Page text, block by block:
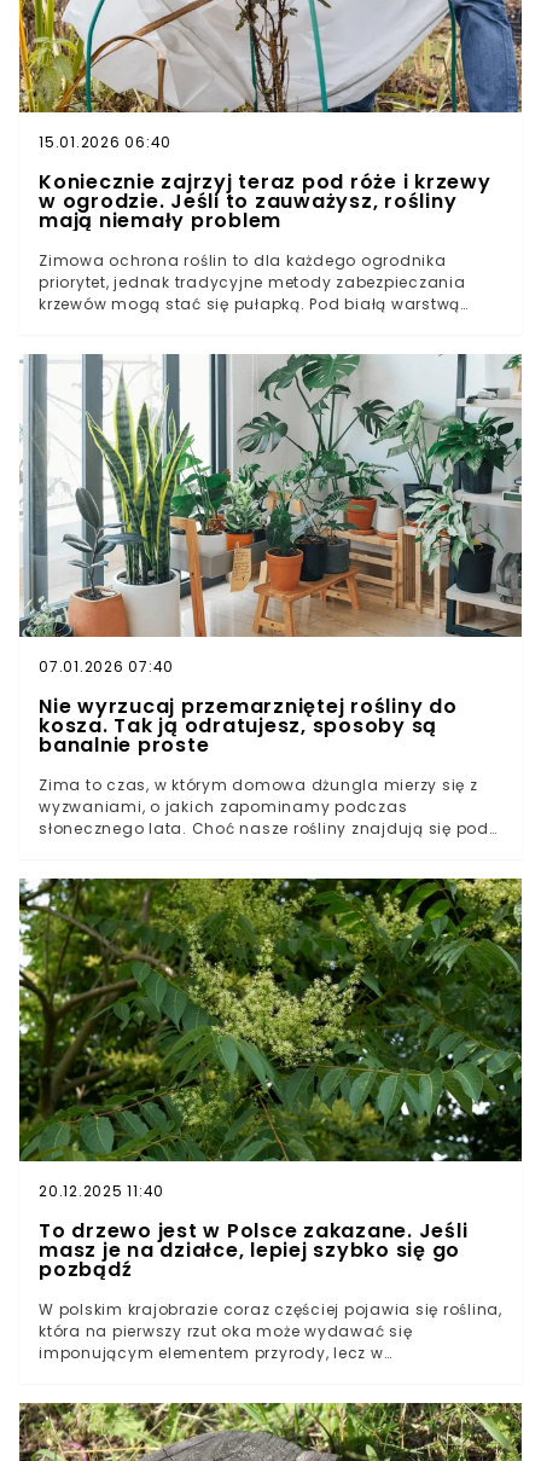
15.01.2026 06:40
Koniecznie zajrzyj teraz pod róże i krzewy
w ogrodzie. Jeśli to zauważysz, rośliny
mają niemały problem
Zimowa ochrona roślin to dla każdego ogrodnika
priorytet, jednak tradycyjne metody zabezpieczania
krzewów mogą stać się pułapką. Pod białą warstwą
nalot na pędach to sygnał, że nasza troska o ogród
przyniosła skutek odwrotny do zamierzonego.Pułapka
pod zimowym przykryciemBiały nalot to nie tylko brak
estetyki, ale również zagrożenieRatowanie roślin przed
wiosennym kataklizmem
07.01.2026 07:40
Nie wyrzucaj przemarzniętej rośliny do
kosza. Tak ją odratujesz, sposoby są
banalnie proste
Zima to czas, w którym domowa dżungla mierzy się z
wyzwaniami, o jakich zapominamy podczas
słonecznego lata. Choć nasze rośliny znajdują się pod
wydaje nam się, że gwałtowne pogorszenie wyglądu
liści oznacza nieuchronny koniec, jednak natura bywa
bardziej wytrzymała, niż przypuszczamy, a odpowiednia
reanimacja może przynieść zaskakujące efekty.
Wyjaśniamy, jak krok po kroku uratować przemarzniętą
roślinę.Rośliny domowe też mogą przemarznąćPo tym
poznasz, że roślina przemarzłaJak uratować
przemarzniętą roślinę? Wyjaśniamy krok po kroku
20.12.2025 11:40
To drzewo jest w Polsce zakazane. Jeśli
masz je na działce, lepiej szybko się go
pozbądź
W polskim krajobrazie coraz częściej pojawia się roślina,
która na pierwszy rzut oka może wydawać się
imponującym elementem przyrody, lecz w
nas z dalekiej Azji i w błyskawicznym tempie zaczął
kolonizować kolejne tereny, wypierając nasze rodzime